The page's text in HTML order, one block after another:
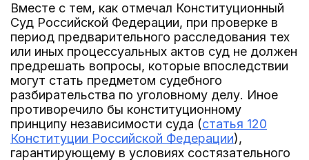
Вместе с тем, как отмечал Конституционный
Суд Российской Федерации, при проверке в
период предварительного расследования тех
или иных процессуальных актов суд не должен
предрешать вопросы, которые впоследствии
могут стать предметом судебного
разбирательства по уголовному делу. Иное
противоречило бы конституционному
принципу независимости суда (статья 120
Конституции Российской Федерации),
гарантирующему в условиях состязательного